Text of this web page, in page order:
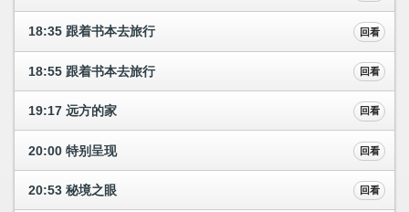
18:35 跟着书本去旅行 回看
18:55 跟着书本去旅行 回看
19:17 远方的家 回看
20:00 特别呈现 回看
20:53 秘境之眼 回看